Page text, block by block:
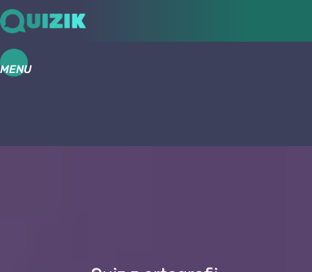
MENU